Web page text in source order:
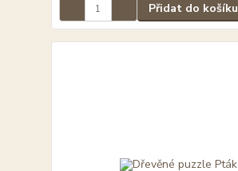
Přidat do košíku